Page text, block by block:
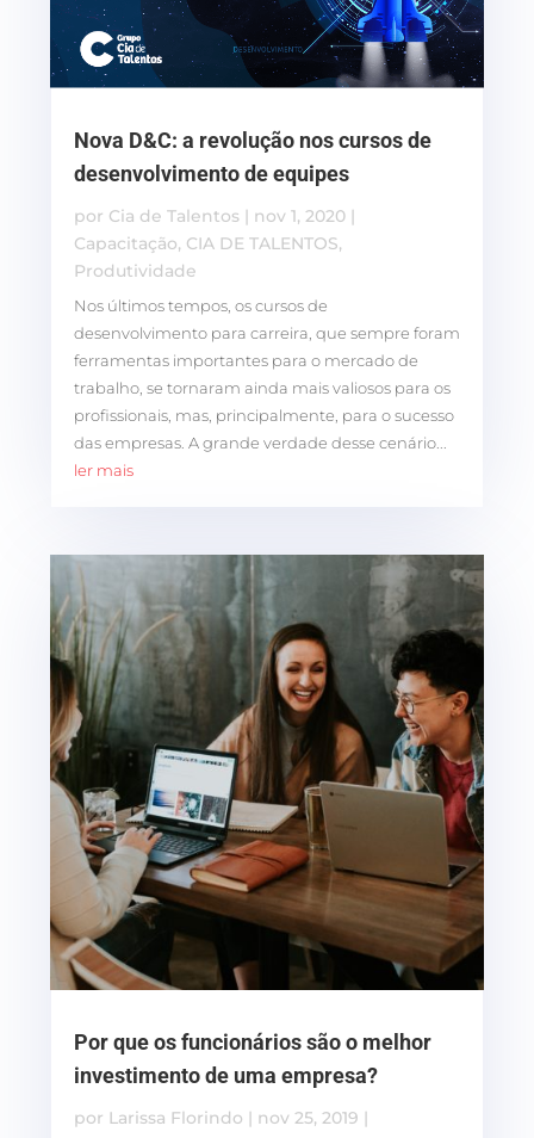
Nova D&C: a revolução nos cursos de
desenvolvimento de equipes
por Cia de Talentos| nov 1, 2020|
Capacitação, CIA DE TALENTOS,
Produtividade
Nos últimos tempos, os cursos de
desenvolvimento para carreira, que sempre foram
ferramentas importantes para o mercado de
trabalho, se tornaram ainda mais valiosos para os
profissionais, mas, principalmente, para o sucesso
das empresas. A grande verdade desse cenário...
ler mais
Por que os funcionários são o melhor
investimento de uma empresa?
por Larissa Florindo nov 25, 2019